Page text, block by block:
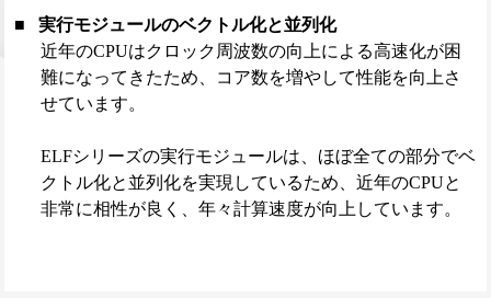
実行モジュールのベクトル化と並列化
近年のCPUはクロック周波数の向上による高速化が困
難になってきたため、コア数を増やして性能を向上さ
せています。
ELFシリーズの実行モジュールは、ほぼ全ての部分でベ
クトル化と並列化を実現しているため、近年のCPUと
非常に相性が良く、年々計算速度が向上しています。